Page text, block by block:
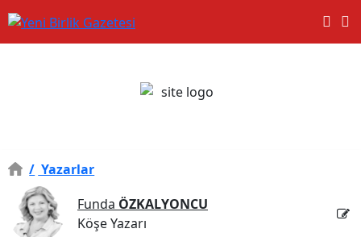
/ Yazarlar
Funda ÖZKALYONCU
Köşe Yazarı